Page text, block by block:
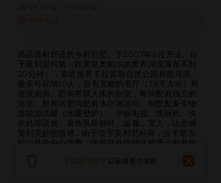
高品质和舒适的乡村别墅。于2007年6月开业。位
于莫利尼科斯（距离里奥帕尔的世界河流瀑布不到
20分钟），靠近世界卡拉雷斯自然公园和西马洞。
最多可容纳10人，设有宽敞的客厅（38平方米）和
连接厨房。四间带双人床的卧室，每间配有独立的
浴室。所有浴室均配有水疗淋浴间。别墅配备生物
质能源供暖（水暖壁炉）、平板电视、洗碗机、洗
衣机等设施。装饰风格独特、温馨、宜人，让您感
受到美妙的情感... 由于位于莫利尼科斯，位于塞古
拉山脉的中心地带，使得前往该地区的景点和参观
通和游览时间不到30到40分钟。
以获得更佳体验